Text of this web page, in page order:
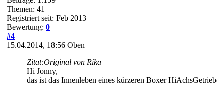
Themen: 41
Registriert seit: Feb 2013
Bewertung: 0
#4
15.04.2014, 18:56 Oben
Zitat:Original von Rika
Hi Jonny,
das ist das Innenleben eines kürzeren Boxer